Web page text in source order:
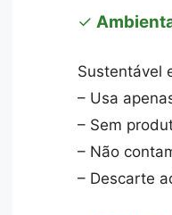
✓
Sustentável
– Usa
– Sem
– Não
– Descarte